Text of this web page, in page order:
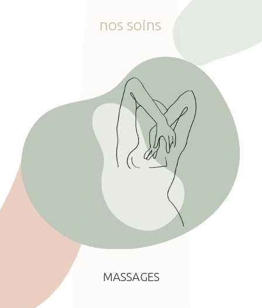
nos soins
MASSAGES